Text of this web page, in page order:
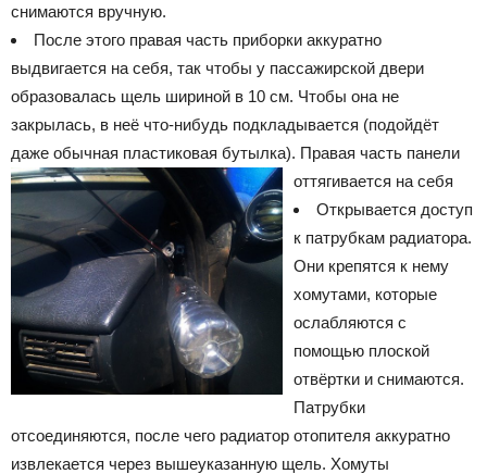
снимаются вручную.
После этого правая часть приборки аккуратно
выдвигается на себя, так чтобы у пассажирской двери
образовалась щель шириной в 10 см. Чтобы она не
закрылась, в неё что-нибудь подкладывается (подойдёт
даже обычная пластиковая бутылка). Правая часть панели
оттягивается на себя
Открывается доступ
к патрубкам радиатора.
Они крепятся к нему
хомутами, которые
ослабляются с
помощью плоской
отвёртки и снимаются.
Патрубки
отсоединяются, после чего радиатор отопителя аккуратно
извлекается через вышеуказанную щель. Хомуты